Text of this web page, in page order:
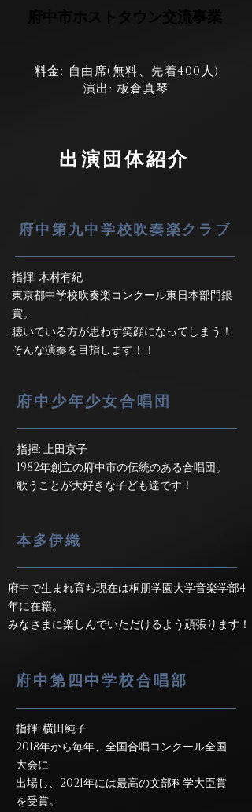
料金: 自由席(無料、先着400人)
演出: 板倉真琴
出演団体紹介
府中第九中学校吹奏楽クラブ
指揮: 木村有紀
東京都中学校吹奏楽コンクール東日本部門銀
賞。
聴いている方が思わず笑顔になってしまう！
そんな演奏を目指します！！
府中少年少女合唱団
指揮: 上田京子
1982年創立の府中市の伝統のある合唱団。
歌うことが大好きな子ども達です！
本多伊織
府中で生まれ育ち現在は桐朋学園大学音楽学部4
年に在籍。
みなさまに楽しんでいただけるよう頑張ります！
府中第四中学校合唱部
指揮: 横田純子
2018年から毎年、全国合唱コンクール全国
大会に
出場し、2021年には最高の文部科学大臣賞
を受賞。